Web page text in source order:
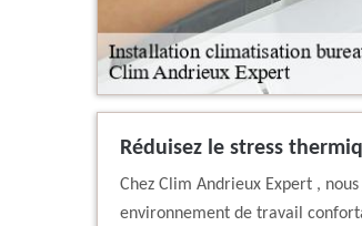
Réduisez le stress
Chez Clim Andrieux Expert ,
environnement de travail